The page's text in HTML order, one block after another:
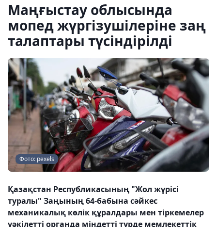
Маңғыстау облысында
мопед жүргізушілеріне заң
талаптары түсіндірілді
Фото: pexels
Қазақстан Республикасының "Жол жүрісі
туралы" Заңының 64-бабына сәйкес
механикалық көлік құралдары мен тіркемелер
уәкілетті органда міндетті түрде мемлекеттік